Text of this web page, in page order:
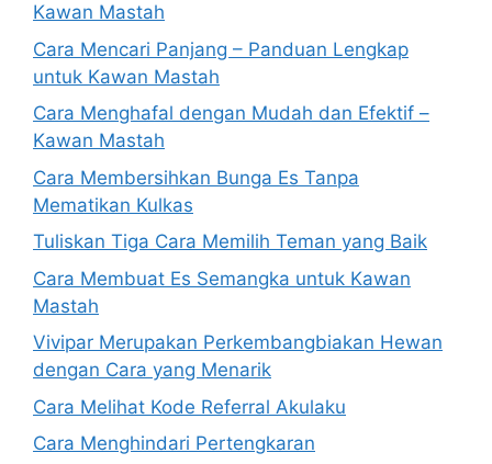
Kawan Mastah
Cara Mencari Panjang – Panduan Lengkap
untuk Kawan Mastah
Cara Menghafal dengan Mudah dan Efektif –
Kawan Mastah
Cara Membersihkan Bunga Es Tanpa
Mematikan Kulkas
Tuliskan Tiga Cara Memilih Teman yang Baik
Cara Membuat Es Semangka untuk Kawan
Mastah
Vivipar Merupakan Perkembangbiakan Hewan
dengan Cara yang Menarik
Cara Melihat Kode Referral Akulaku
Cara Menghindari Pertengkaran